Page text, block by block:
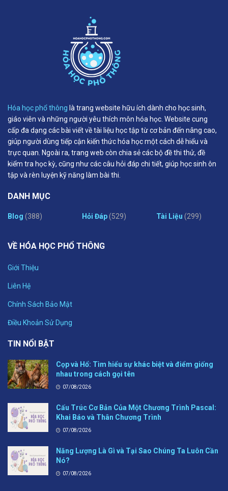
Hóa học phổ thông là trang website hữu ích dành cho học sinh,
giáo viên và những người yêu thích môn hóa học. Website cung
cấp đa dạng các bài viết về tài liệu học tập từ cơ bản đến nâng cao,
giúp người dùng tiếp cận kiến thức hóa học một cách dễ hiểu và
trực quan. Ngoài ra, trang web còn chia sẻ các bộ đề thi thử, đề
kiểm tra học kỳ, cũng như các câu hỏi đáp chi tiết, giúp học sinh ôn
tập và rèn luyện kỹ năng làm bài thi.
DANH MỤC
Blog (388) Hỏi Đáp(529) Tài Liệu (299)
VỀ HÓA HỌC PHỔ THÔNG
Giới Thiệu
Liên Hệ
Chính Sách Bảo Mật
Điều Khoản Sử Dụng
TIN NỔI BẬT
Cọp và Hổ: Tìm hiểu sự khác biệt và điểm giống
nhau trong cách gọi tên
07/08/2026
Cấu Trúc Cơ Bản Của Một Chương Trình Pascal:
Khai Báo và Thân Chương Trình
07/08/2026
Năng Lượng Là Gì và Tại Sao Chúng Ta Luôn Cần
Nó?
07/08/2026